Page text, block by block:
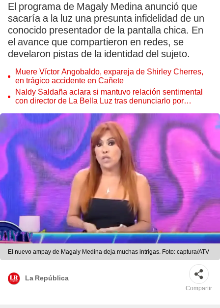
El programa de Magaly Medina anunció que
sacaría a la luz una presunta infidelidad de un
conocido presentador de la pantalla chica. En
el avance que compartieron en redes, se
develaron pistas de la identidad del sujeto.
Muere Víctor Angobaldo, expareja de Shirley Cherres,
en trágico accidente en Cañete
Naldy Saldaña aclara si mantuvo relación sentimental
con director de La Bella Luz tras denunciarlo por
El nuevo ampay de Magaly Medina deja muchas intrigas. Foto: captura/ATV
La República
Compartir